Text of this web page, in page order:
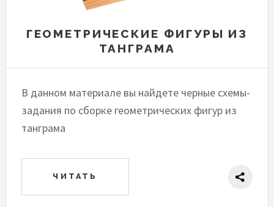
ГЕОМЕТРИЧЕСКИЕ ФИГУРЫ ИЗ
ТАНГРАМА
В данном материале вы найдете черные схемы-
задания по сборке геометрических фигур из
танграма
ЧИТАТЬ